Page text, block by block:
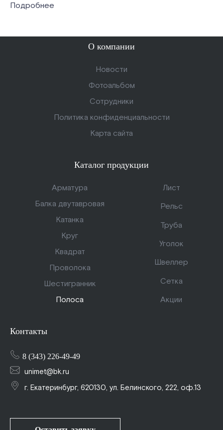
Подробнее
О компании
Новости
Фотоальбом
Сотрудники
Политика конфиденциальности
Карта сайта
Каталог продукции
Арматура
Балка двутавровая
Катанка
Круг
Квадрат
Проволока
Шестигранник
Полоса
Лист
Рельс
Труба
Уголок
Швеллер
Сетка
Акции
Контакты
8 (343) 226-49-49
unimet@bk.ru
г. Екатеринбург, 620130, ул. Белинского, 222, оф.13